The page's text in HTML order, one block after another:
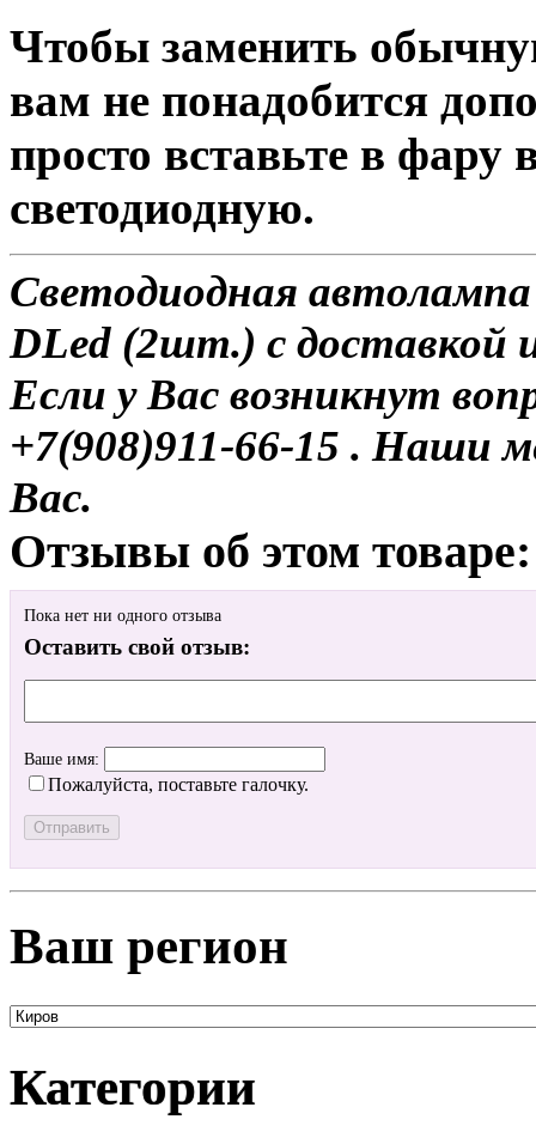
Чтобы заменить
вам не понадобится
просто вставьте в
светодиодную.
Светодиодная
DLed (2шт.) с доставкой
Если у Вас возникнут
+7(908)911-66-15 . Наши
Вас.
Отзывы об этом товаре:
Пока нет ни одного отзыва
Оставить свой отзыв:
Ваше имя:
Пожалуйста, поставьте галочку.
Ваш регион
Категории